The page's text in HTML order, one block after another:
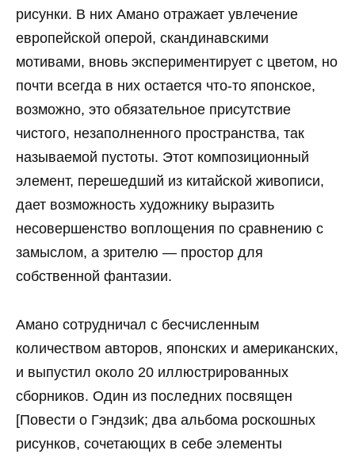
рисунки. В них Амано отражает увлечение
европейской оперой, скандинавскими
мотивами, вновь экспериментирует с цветом, но
почти всегда в них остается что-то японское,
возможно, это обязательное присутствие
чистого, незаполненного пространства, так
называемой пустоты. Этот композиционный
элемент, перешедший из китайской живописи,
дает возможность художнику выразить
несовершенство воплощения по сравнению с
замыслом, а зрителю — простор для
собственной фантазии.
Амано сотрудничал с бесчисленным
количеством авторов, японских и американских,
и выпустил около 20 иллюстрированных
сборников. Один из последних посвящен
[Повести о Гэндзиk; два альбома роскошных
рисунков, сочетающих в себе элементы